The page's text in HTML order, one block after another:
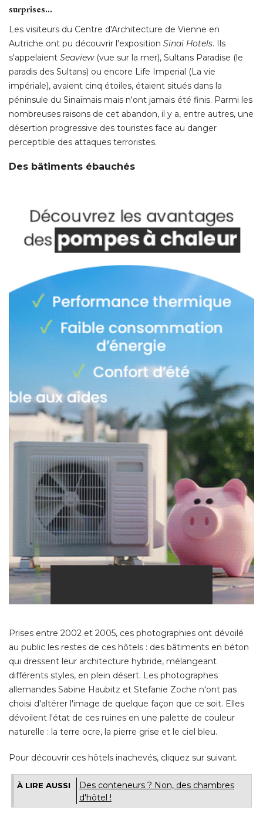
surprises...
Les visiteurs du Centre d'Architecture de Vienne en
Autriche ont pu découvrir l'exposition Sinaï Hotels. Ils
s'appelaient Seaview (vue sur la mer), Sultans Paradise (le
paradis des Sultans) ou encore Life Imperial (La vie
impériale), avaient cinq étoiles, étaient situés dans la
péninsule du Sinaïmais mais n'ont jamais été finis. Parmi les
nombreuses raisons de cet abandon, il y a, entre autres, une
désertion progressive des touristes face au danger
perceptible des attaques terroristes.
Des bâtiments ébauchés
Prises entre 2002 et 2005, ces photographies ont dévoilé
au public les restes de ces hôtels : des bâtiments en béton
qui dressent leur architecture hybride, mélangeant
différents styles, en plein désert. Les photographes
allemandes Sabine Haubitz et Stefanie Zoche n'ont pas
choisi d'altérer l'image de quelque façon que ce soit. Elles
dévoilent l'état de ces ruines en une palette de couleur
naturelle : la terre ocre, la pierre grise et le ciel bleu.
Pour découvrir ces hôtels inachevés, cliquez sur suivant.
À LIRE AUSSI
Des conteneurs ? Non, des chambres
d'hôtel !